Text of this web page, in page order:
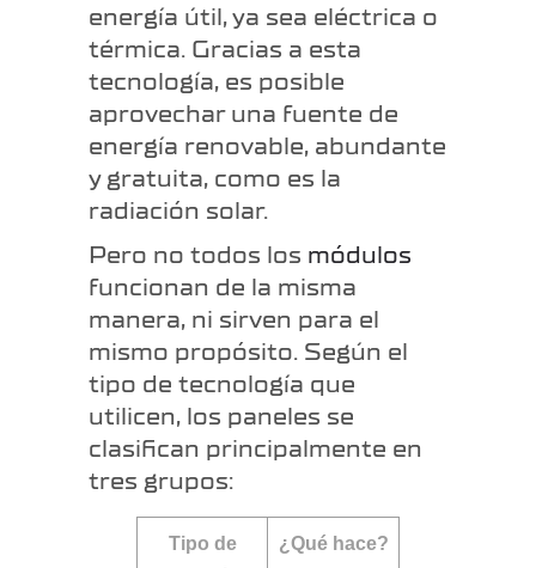
energía útil, ya sea eléctrica o
térmica. Gracias a esta
tecnología, es posible
aprovechar una fuente de
energía renovable, abundante
y gratuita, como es la
radiación solar.
Pero no todos los módulos
funcionan de la misma
manera, ni sirven para el
mismo propósito. Según el
tipo de tecnología que
utilicen, los paneles se
clasifican principalmente en
tres grupos:
Tipo de
¿Qué hace?